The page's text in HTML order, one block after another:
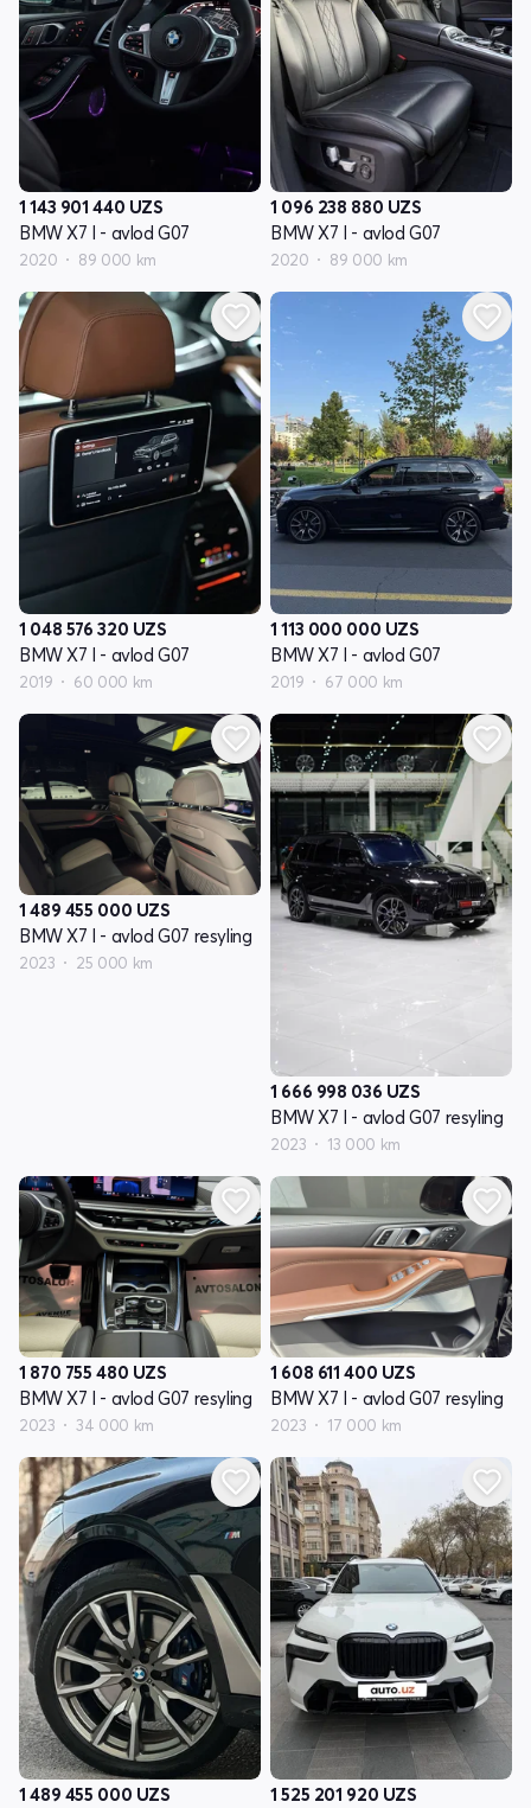
1 143 901 440 UZS
BMW X7 I - avlod G07
2020 89 000 km
1 096 238 880 UZS
BMW X7 I - avlod G07
2020 89 000 km
1 048 576 320 UZS
BMW X7 I - avlod G07
2019 60 000 km
1 113 000 000 UZS
BMW X7 I - avlod G07
2019 67 000 km
1 489 455 000 UZS
BMW X7 I - avlod G07 resyling
2023 25 000 km
1 666 998 036 UZS
BMW X7 I - avlod G07 resyling
2023 13 000 km
1 870 755 480 UZS
BMW X7 I - avlod G07 resyling
2023 34 000 km
1 608 611 400 UZS
BMW X7 I - avlod G07 resyling
2023 17 000 km
1 489 455 000 UZS 1 525 201 920 UZS